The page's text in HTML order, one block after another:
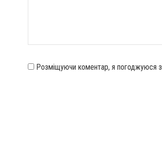
Розміщуючи коментар, я погоджуюся з